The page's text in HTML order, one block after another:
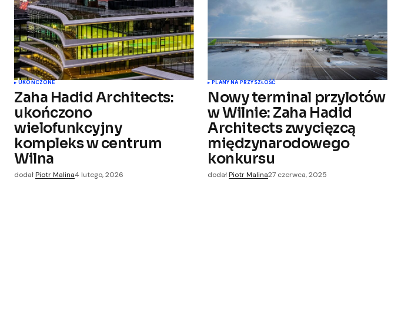
UKOŃCZONE
Zaha Hadid Architects:
ukończono
wielofunkcyjny
kompleks w centrum
Wilna
dodałPiotr Malina4 lutego, 2026
PLANY NA PRZYSZŁOŚĆ
Nowy terminal przylotów
w Wilnie: Zaha Hadid
Architects zwycięzcą
międzynarodowego
konkursu
dodał Piotr Malina27 czerwca, 2025